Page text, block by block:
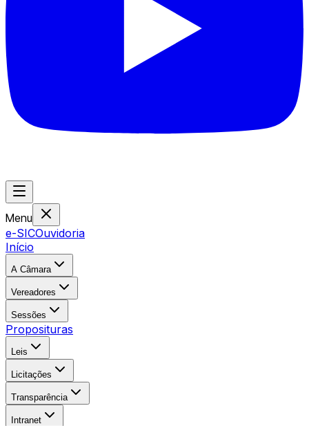
Menu
e-SICOuvidoria
Início
A Câmara
Vereadores
Sessões
Proposituras
Leis
Licitações
Transparência
Intranet